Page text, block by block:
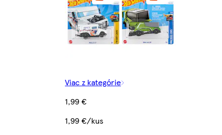
Viac z kategórie
1,99 €
1,99 €/kus